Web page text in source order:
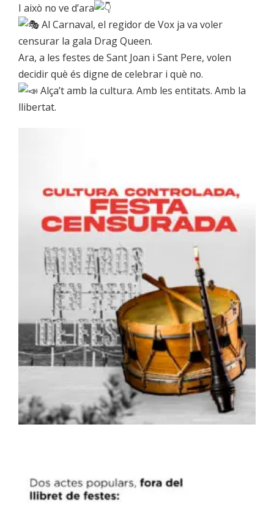
I això no ve d’ara
Al Carnaval, el regidor de Vox ja va voler
censurar la gala Drag Queen.
Ara, a les festes de Sant Joan i Sant Pere, volen
decidir què és digne de celebrar i què no.
Alça’t amb la cultura. Amb les entitats. Amb la
llibertat.